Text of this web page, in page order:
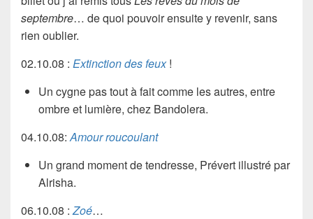
septembre… de quoi pouvoir ensuite y revenir, sans
rien oublier.
02.10.08 : Extinction des feux!
Un cygne pas tout à fait comme les autres, entre
ombre et lumière, chez Bandolera.
04.10.08:Amour roucoulant
Un grand moment de tendresse, Prévert illustré par
Alrisha.
06.10.08 :Zoé…